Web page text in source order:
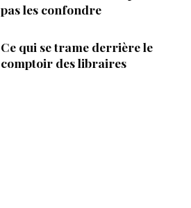
pas les confondre
Ce qui se trame derrière le
comptoir des libraires